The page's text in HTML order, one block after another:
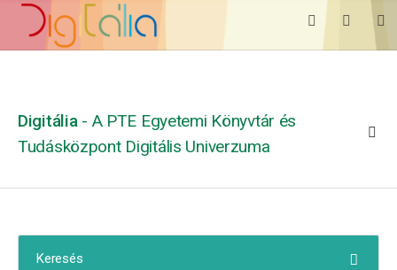
Digitália - A PTE Egyetemi Könyvtár és
Tudásközpont Digitális Univerzuma
Keresés